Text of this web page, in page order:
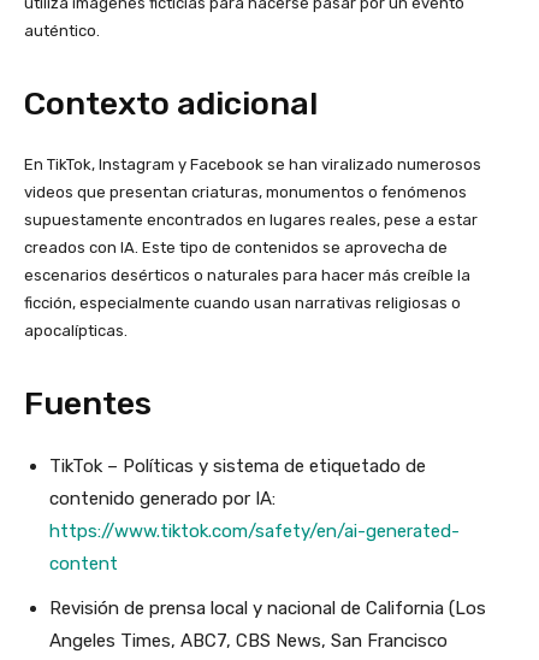
auténtico.
Contexto adicional
En TikTok, Instagram y Facebook se han viralizado numerosos
videos que presentan criaturas, monumentos o fenómenos
supuestamente encontrados en lugares reales, pese a estar
creados con IA. Este tipo de contenidos se aprovecha de
escenarios desérticos o naturales para hacer más creíble la
ficción, especialmente cuando usan narrativas religiosas o
apocalípticas.
Fuentes
TikTok – Políticas y sistema de etiquetado de
contenido generado por IA:
https://www.tiktok.com/safety/en/ai-generated-
content
Revisión de prensa local y nacional de California (Los
Angeles Times, ABC7, CBS News, San Francisco